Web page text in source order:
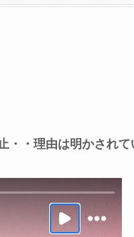
・理由は明かされて